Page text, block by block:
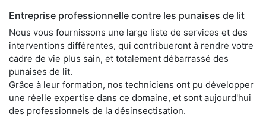
Entreprise professionnelle contre les punaises de lit
Nous vous fournissons une large liste de services et des
interventions différentes, qui contribueront à rendre votre
cadre de vie plus sain, et totalement débarrassé des
punaises de lit.
Grâce à leur formation, nos techniciens ont pu développer
une réelle expertise dans ce domaine, et sont aujourd'hui
des professionnels de la désinsectisation.